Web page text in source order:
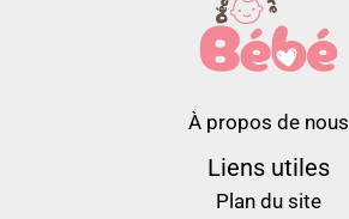
À propos de nous
Liens utiles
Plan du site